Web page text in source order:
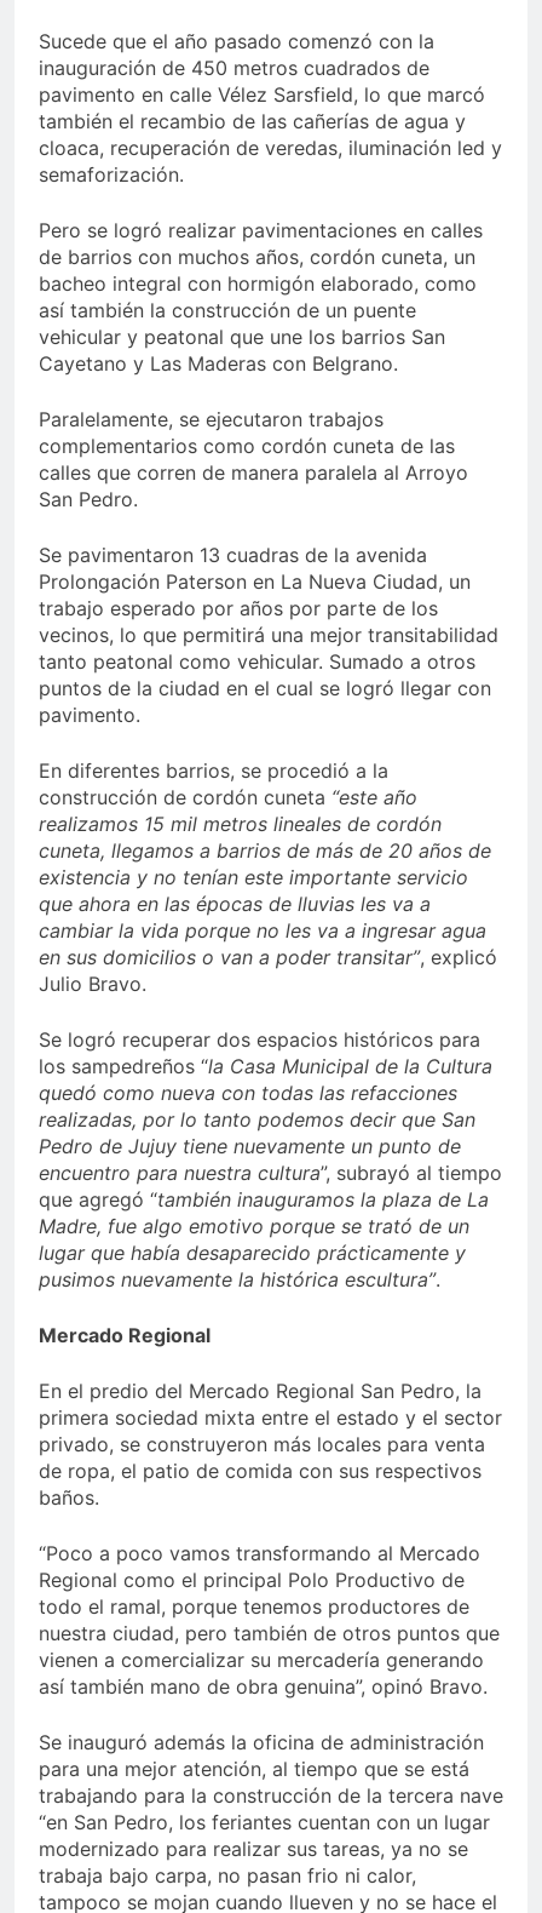
Sucede que el año pasado comenzó con la
inauguración de 450 metros cuadrados de
pavimento en calle Vélez Sarsfield, lo que marcó
también el recambio de las cañerías de agua y
cloaca, recuperación de veredas, iluminación led y
semaforización.
Pero se logró realizar pavimentaciones en calles
de barrios con muchos años, cordón cuneta, un
bacheo integral con hormigón elaborado, como
así también la construcción de un puente
vehicular y peatonal que une los barrios San
Cayetano y Las Maderas con Belgrano.
Paralelamente, se ejecutaron trabajos
complementarios como cordón cuneta de las
calles que corren de manera paralela al Arroyo
San Pedro.
Se pavimentaron 13 cuadras de la avenida
Prolongación Paterson en La Nueva Ciudad, un
trabajo esperado por años por parte de los
vecinos, lo que permitirá una mejor transitabilidad
tanto peatonal como vehicular. Sumado a otros
puntos de la ciudad en el cual se logró llegar con
pavimento.
En diferentes barrios, se procedió a la
construcción de cordón cuneta “este año
realizamos 15 mil metros lineales de cordón
cuneta, llegamos a barrios de más de 20 años de
existencia y no tenían este importante servicio
que ahora en las épocas de lluvias les va a
cambiar la vida porque no les va a ingresar agua
en sus domicilios o van a poder transitar”, explicó
Julio Bravo.
Se logró recuperar dos espacios históricos para
los sampedreños “la Casa Municipal de la Cultura
quedó como nueva con todas las refacciones
realizadas, por lo tanto podemos decir que San
Pedro de Jujuy tiene nuevamente un punto de
encuentro para nuestra cultura”, subrayó al tiempo
que agregó “también inauguramos la plaza de La
Madre, fue algo emotivo porque se trató de un
lugar que había desaparecido prácticamente y
pusimos nuevamente la histórica escultura”.
Mercado Regional
En el predio del Mercado Regional San Pedro, la
primera sociedad mixta entre el estado y el sector
privado, se construyeron más locales para venta
de ropa, el patio de comida con sus respectivos
baños.
“Poco a poco vamos transformando al Mercado
Regional como el principal Polo Productivo de
todo el ramal, porque tenemos productores de
nuestra ciudad, pero también de otros puntos que
vienen a comercializar su mercadería generando
así también mano de obra genuina”, opinó Bravo.
Se inauguró además la oficina de administración
para una mejor atención, al tiempo que se está
trabajando para la construcción de la tercera nave
“en San Pedro, los feriantes cuentan con un lugar
modernizado para realizar sus tareas, ya no se
trabaja bajo carpa, no pasan frio ni calor,
tampoco se mojan cuando llueven y no se hace el